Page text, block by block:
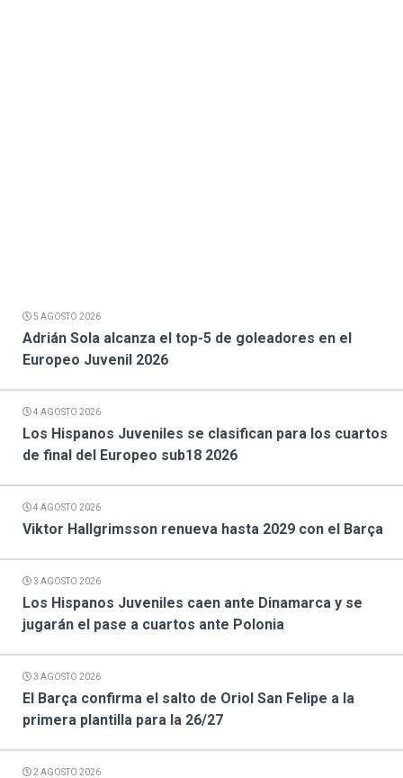
5 AGOSTO 2026
Adrián Sola alcanza el top-5 de goleadores en el
Europeo Juvenil 2026
4 AGOSTO 2026
Los Hispanos Juveniles se clasifican para los cuartos
de final del Europeo sub18 2026
4 AGOSTO 2026
Viktor Hallgrimsson renueva hasta 2029 con el Barça
3 AGOSTO 2026
Los Hispanos Juveniles caen ante Dinamarca y se
jugarán el pase a cuartos ante Polonia
3 AGOSTO 2026
El Barça confirma el salto de Oriol San Felipe a la
primera plantilla para la 26/27
2 AGOSTO 2026